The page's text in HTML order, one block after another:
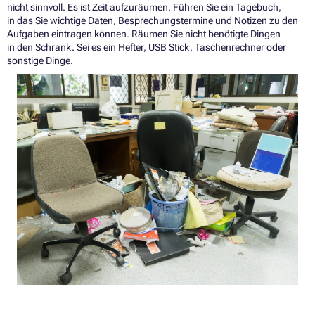
nicht sinnvoll. Es ist Zeit aufzuräumen. Führen Sie ein Tagebuch,
in das Sie wichtige Daten, Besprechungstermine und Notizen zu den
Aufgaben eintragen können. Räumen Sie nicht benötigte Dingen
in den Schrank. Sei es ein Hefter, USB Stick, Taschenrechner oder
sonstige Dinge.